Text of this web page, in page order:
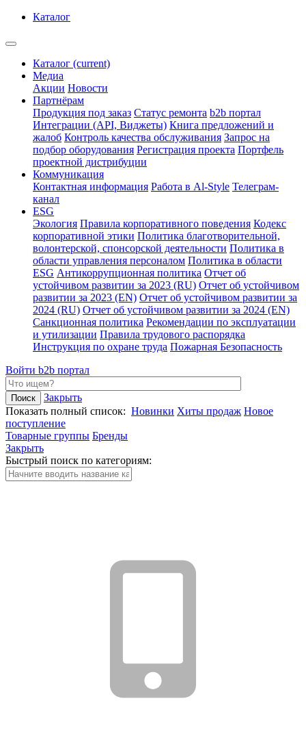
Каталог
Каталог (current)
Медиа
Акции Новости
Партнёрам
Продукция под заказ Статус ремонта b2b портал
Интеграции (API, Виджеты) Книга предложений и
жалоб Контроль качества обслуживания Запрос на
подбор оборудования Регистрация проекта Портфель
проектной дистрибуции
Коммуникация
Контактная информация Работа в Al-Style Телеграм-
канал
ESG
Экология Правила корпоративного поведения Кодекс
корпоративной этики Политика благотворительной,
волонтерской, спонсорской деятельности Политика в
области управления персоналом Политика в области
ESG Антикоррупционная политика Отчет об
устойчивом развитии за 2023 (RU) Отчет об устойчивом
развитии за 2023 (EN) Отчет об устойчивом развитии за
2024 (RU) Отчет об устойчивом развитии за 2024 (EN)
Санкционная политика Рекомендации по эксплуатации
и утилизации Правила трудового распорядка
Инструкция по охране труда Пожарная Безопасность
Войти b2b портал
Закрыть
Показать полный список: Новинки Хиты продаж Новое
поступление
Товарные группы Бренды
Закрыть
Быстрый поиск по категориям: